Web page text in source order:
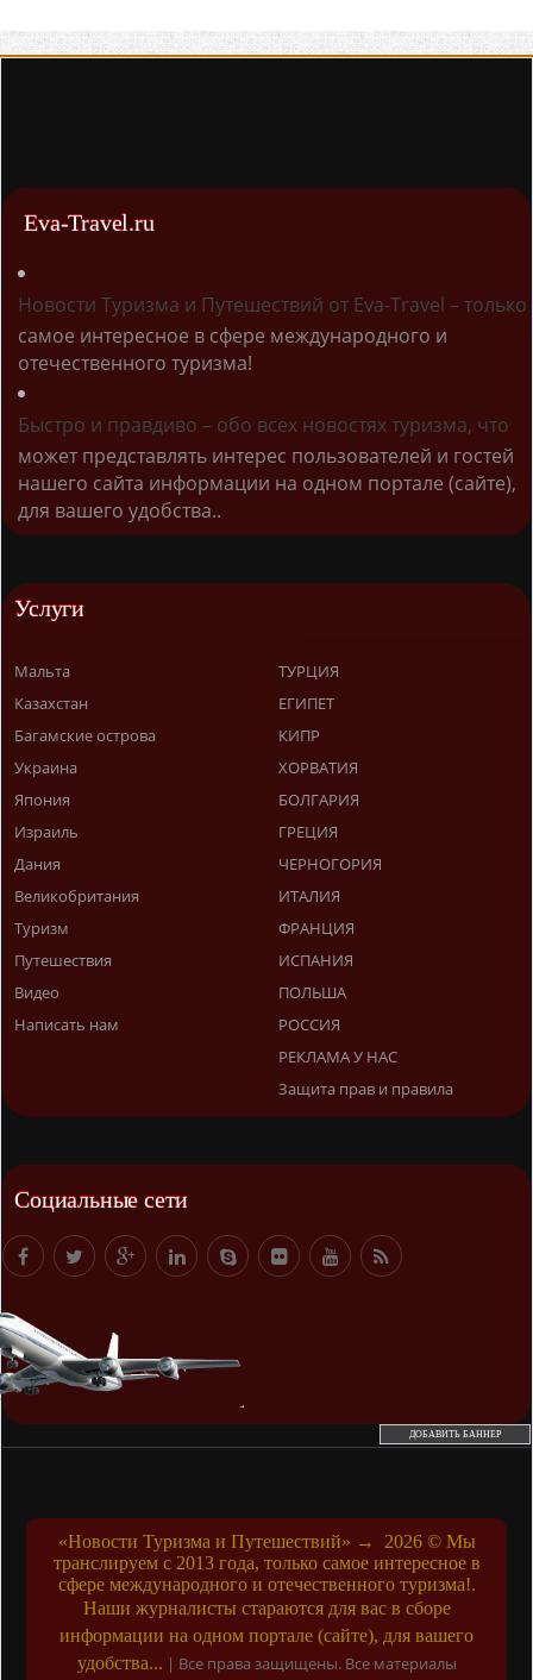
Eva-Travel.ru
Новости Туризма и Путешествий от Eva-Travel – только
самое интересное в сфере международного и
отечественного туризма!
Быстро и правдиво – обо всех новостях туризма, что
может представлять интерес пользователей и гостей
нашего сайта информации на одном портале (сайте),
для вашего удобства..
Услуги
Мальта
Казахстан
Багамские острова
Украина
Япония
Израиль
Дания
Великобритания
Туризм
Путешествия
Видео
Написать нам
ТУРЦИЯ
ЕГИПЕТ
КИПР
ХОРВАТИЯ
БОЛГАРИЯ
ГРЕЦИЯ
ЧЕРНОГОРИЯ
ИТАЛИЯ
ФРАНЦИЯ
ИСПАНИЯ
ПОЛЬША
РОССИЯ
РЕКЛАМА У НАС
Защита прав и правила
Социальные сети
ДОБАВИТЬ БАННЕР
«Новости Туризма и Путешествий» → 2026© Мы
транслируем с 2013 года, только самое интересное в
сфере международного и отечественного туризма!.
Наши журналисты стараются для вас в сборе
информации на одном портале (сайте), для вашего
удобства... | Все права защищены. Все материалы